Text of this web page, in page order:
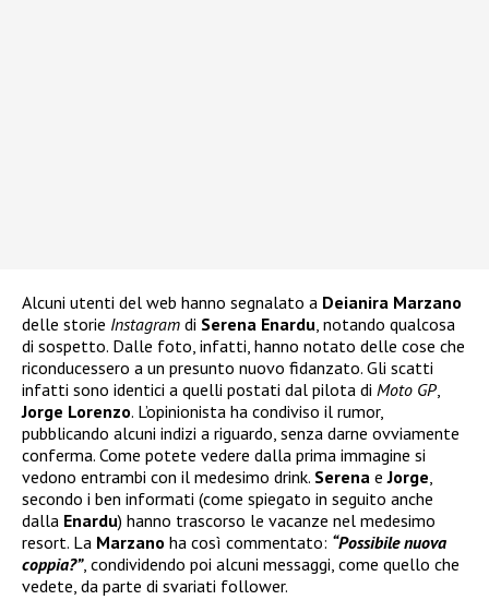
Alcuni utenti del web hanno segnalato a Deianira Marzano
delle storie Instagram di Serena Enardu , notando qualcosa
di sospetto. Dalle foto, infatti, hanno notato delle cose che
riconducessero a un presunto nuovo fidanzato. Gli scatti
infatti sono identici a quelli postati dal pilota di Moto GP
Jorge Lorenzo. L’opinionista ha condiviso il rumor,
pubblicando alcuni indizi a riguardo, senza darne ovviamente
conferma. Come potete vedere dalla prima immagine si
vedono entrambi con il medesimo drink. Serena eJorge
secondo i ben informati (come spiegato in seguito anche
dalla Enardu) hanno trascorso le vacanze nel medesimo
resort. La Marzano ha così commentato: “Possibile nuova
coppia?”, condividendo poi alcuni messaggi, come quello che
vedete, da parte di svariati follower.